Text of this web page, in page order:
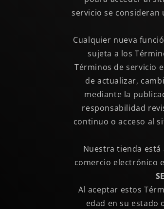
servicio se consideran
Cualquier nueva
sujeta a los
Términos de servicio
de actualizar,
mediante la
responsabilidad
continuo o acceso al
Nuestra tienda
comercio electrónico
Al aceptar estos
edad en su estado